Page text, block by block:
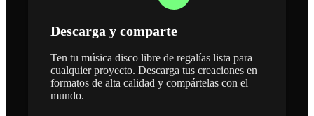
Descarga y comparte
Ten tu música disco libre de regalías lista para
cualquier proyecto. Descarga tus creaciones en
formatos de alta calidad y compártelas con el
mundo.